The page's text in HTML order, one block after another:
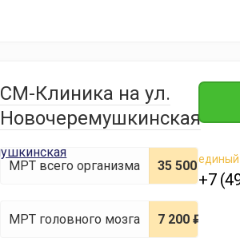
МРТ тазобедренного сустава 10 400 ₽
10 400 ₽
14 000 ₽
СМ-Клиника на ул.
Новочеремушкинская
МРТ всего организма 35 500 ₽
МРТ головного мозга 7 200 ₽
единый
+7